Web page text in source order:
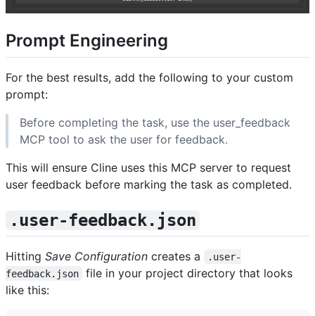
Prompt Engineering
For the best results, add the following to your custom
prompt:
Before completing the task, use the user_feedback
MCP tool to ask the user for feedback.
This will ensure Cline uses this MCP server to request
user feedback before marking the task as completed.
.user-feedback.json
Hitting Save Configuration creates a
.user-
feedback.json
file in your project directory that looks
like this: